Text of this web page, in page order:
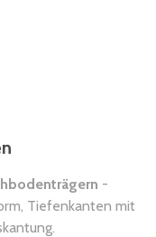
-
Tiefenkanten mit